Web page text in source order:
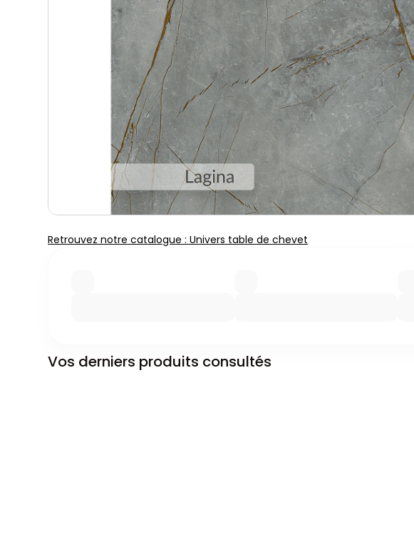
Retrouvez notre catalogue : Univers table de chevet
Vos derniers produits consultés